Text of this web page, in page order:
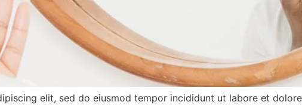
elit, sed do eiusmod tempor incididunt ut labore et